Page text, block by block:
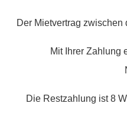
Der Mietvertrag
Mit Ihrer Zahlung
Die Restzahlung ist 8